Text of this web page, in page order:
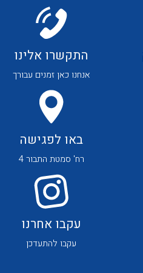
לכל מוצרי היצרן
לכל מוצרי היצרן
התקשרו אלינו
אנחנו כאן זמנים עבורך
באו לפגישה
רח' סמטת התבור 4
עקבו אחרנו
עקבו להתעדכן